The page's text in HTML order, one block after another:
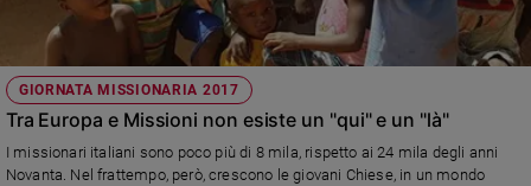
GIORNATA MISSIONARIA 2017
Tra Europa e Missioni non esiste un "qui" e un "là"
I missionari italiani sono poco più di 8 mila, rispetto ai 24 mila degli anni
Novanta. Nel frattempo, però, crescono le giovani Chiese, in un mondo